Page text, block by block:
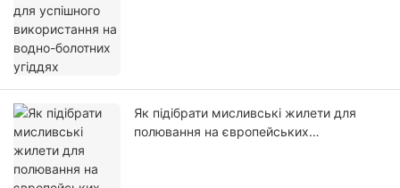
Як підібрати мисливські жилети для
полювання на європейських